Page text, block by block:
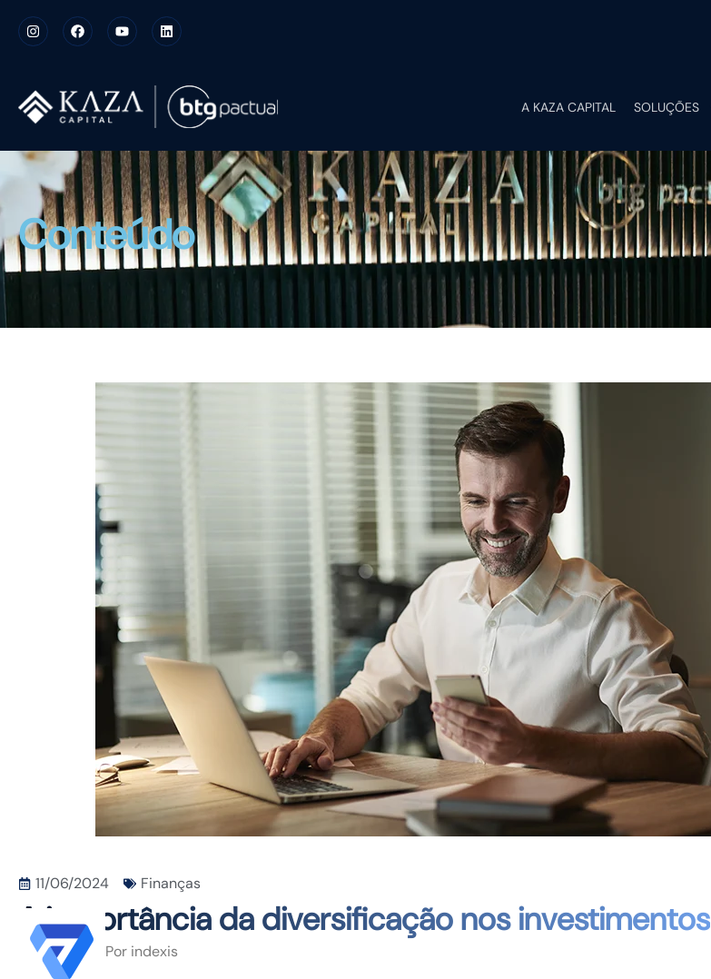
A KAZA CAPITAL SOLUÇÕES
Conteúdo
11/06/2024 Finanças
A importância da diversificação nos investimentos
Por indexis